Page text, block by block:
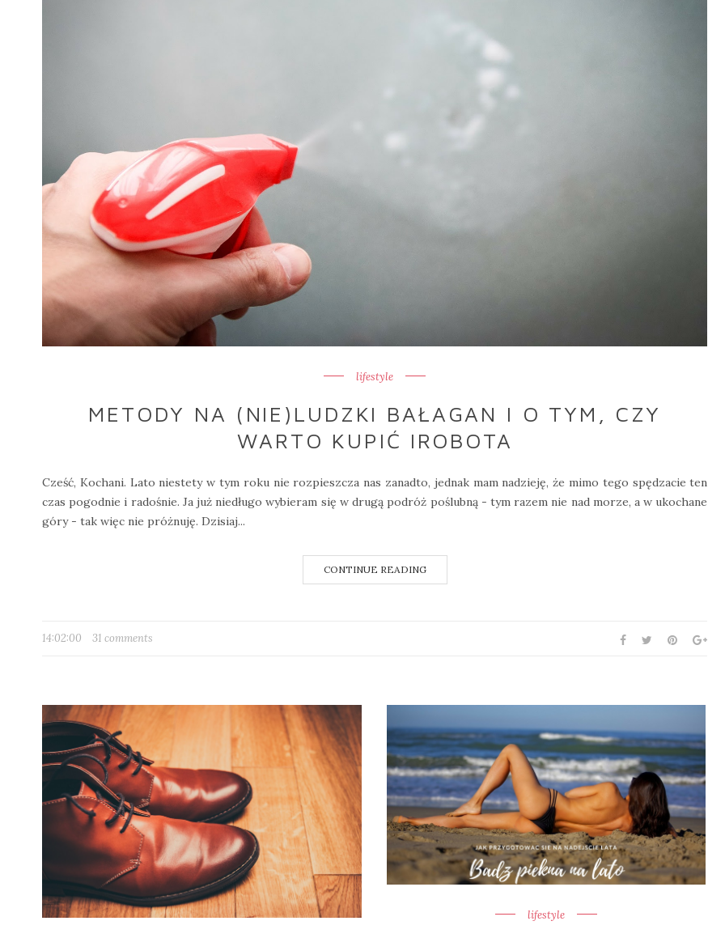
lifestyle
METODY NA (NIE)LUDZKI BAŁAGAN I O TYM, CZY
WARTO KUPIĆ IROBOTA
Cześć, Kochani. Lato niestety w tym roku nie rozpieszcza nas zanadto, jednak mam nadzieję, że mimo tego spędzacie ten
czas pogodnie i radośnie. Ja już niedługo wybieram się w drugą podróż poślubną - tym razem nie nad morze, a w ukochane
góry - tak więc nie próżnuję. Dzisiaj...
CONTINUE READING
14:02:00 31 comments
lifestyle